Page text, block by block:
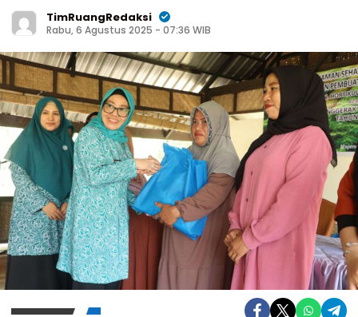
TimRuangRedaksi
Rabu, 6 Agustus 2025 - 07:36 WIB